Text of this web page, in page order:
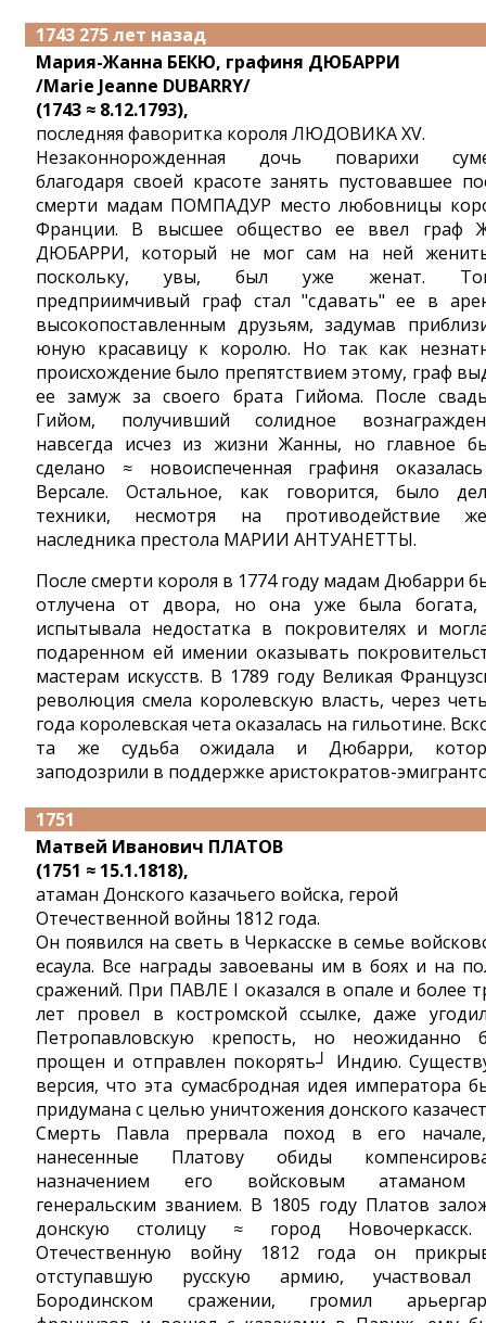
1743 275 лет назад
Мария-Жанна БЕКЮ, графиня ДЮБАРРИ
/Marie Jeanne DUBARRY/
(1743 ≈ 8.12.1793),
последняя фаворитка короля ЛЮДОВИКА XV.
Незаконнорожденная дочь поварихи
благодаря своей красоте занять пустовавшее
смерти мадам ПОМПАДУР место любовницы
Франции. В высшее общество ее ввел граф
ДЮБАРРИ, который не мог сам на ней
поскольку, увы, был уже женат.
предприимчивый граф стал "сдавать" ее в
высокопоставленным друзьям, задумав
юную красавицу к королю. Но так как
происхождение было препятствием этому, граф
ее замуж за своего брата Гийома. После
Гийом, получивший солидное
навсегда исчез из жизни Жанны, но главное
сделано ≈ новоиспеченная графиня
Версале. Остальное, как говорится, было
техники, несмотря на противодействие
наследника престола МАРИИ АНТУАНЕТТЫ.
После смерти короля в 1774 году мадам Дюбарри
отлучена от двора, но она уже была богата,
испытывала недостатка в покровителях и
подаренном ей имении оказывать
мастерам искусств. В 1789 году Великая
революция смела королевскую власть, через
года королевская чета оказалась на гильотине.
та же судьба ожидала и Дюбарри,
заподозрили в поддержке аристократов-
1751
Матвей Иванович ПЛАТОВ
(1751 ≈ 15.1.1818),
атаман Донского казачьего войска, герой
Отечественной войны 1812 года.
Он появился на светь в Черкасске в семье
есаула. Все награды завоеваны им в боях и на
сражений. При ПАВЛЕ I оказался в опале и более
лет провел в костромской ссылке, даже
Петропавловскую крепость, но неожиданно
прощен и отправлен покорять┘ Индию.
версия, что эта сумасбродная идея императора
придумана с целью уничтожения донского
Смерть Павла прервала поход в его
нанесенные Платову обиды
назначением его войсковым
генеральским званием. В 1805 году Платов
донскую столицу ≈ город
Отечественную войну 1812 года он
отступавшую русскую армию,
Бородинском сражении, громил